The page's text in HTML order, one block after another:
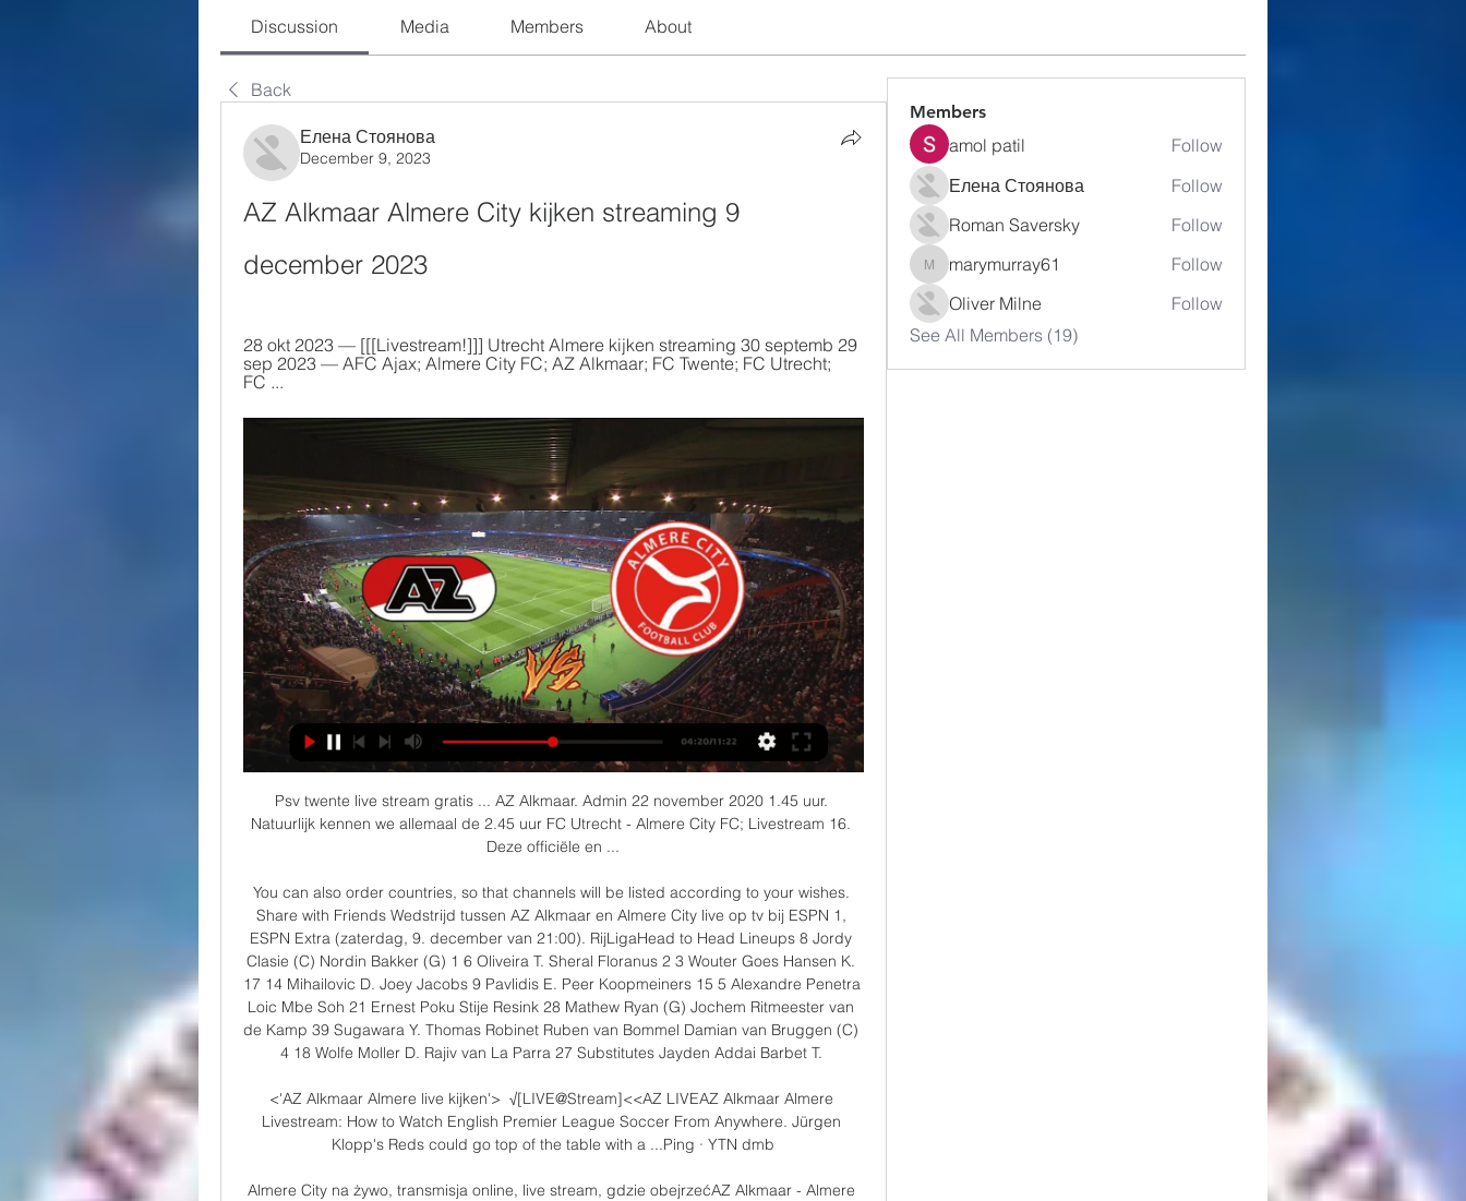
Discussion Media Members About
Back
Елена Стоянова
December 9, 2023
AZ Alkmaar Almere City kijken streaming 9
december 2023
28 okt 2023 — [[[Livestream!]]] Utrecht Almere kijken streaming 30 septemb 29
sep 2023 — AFC Ajax; Almere City FC; AZ Alkmaar; FC Twente; FC Utrecht;
FC ...
Psv twente live stream gratis ... AZ Alkmaar. Admin 22 november 2020 1.45 uur.
Natuurlijk kennen we allemaal de 2.45 uur FC Utrecht - Almere City FC; Livestream 16.
Deze officiële en ...
You can also order countries, so that channels will be listed according to your wishes.
Share with Friends Wedstrijd tussen AZ Alkmaar en Almere City live op tv bij ESPN 1,
ESPN Extra (zaterdag, 9. december van 21:00). RijLigaHead to Head Lineups 8 Jordy
Clasie (C) Nordin Bakker (G) 1 6 Oliveira T. Sheral Floranus 2 3 Wouter Goes Hansen K.
17 14 Mihailovic D. Joey Jacobs 9 Pavlidis E. Peer Koopmeiners 15 5 Alexandre Penetra
Loic Mbe Soh 21 Ernest Poku Stije Resink 28 Mathew Ryan (G) Jochem Ritmeester van
de Kamp 39 Sugawara Y. Thomas Robinet Ruben van Bommel Damian van Bruggen (C)
4 18 Wolfe Moller D. Rajiv van La Parra 27 Substitutes Jayden Addai Barbet T.
<'AZ Alkmaar Almere live kijken'>  √[LIVE@Stream]<<AZ LIVEAZ Alkmaar Almere
Livestream: How to Watch English Premier League Soccer From Anywhere. Jürgen
Klopp's Reds could go top of the table with a ...Ping · YTN dmb
Almere City na żywo, transmisja online, live stream, gdzie obejrzeć﻿AZ Alkmaar - Almere
Members
amol patil
Follow
Елена Стоянова
Follow
Roman Saversky
Follow
marymurray61
marymurray61
Follow
Oliver Milne
Follow
See All Members (19)